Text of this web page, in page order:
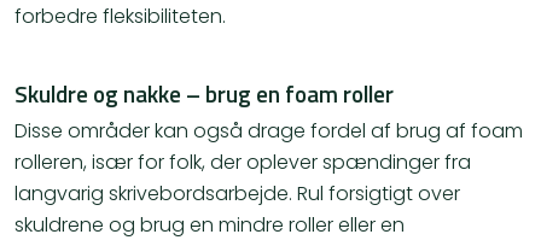
forbedre fleksibiliteten.
Skuldre og nakke – brug en foam roller
Disse områder kan også drage fordel af brug af foam
rolleren, især for folk, der oplever spændinger fra
langvarig skrivebordsarbejde. Rul forsigtigt over
skuldrene og brug en mindre roller eller en